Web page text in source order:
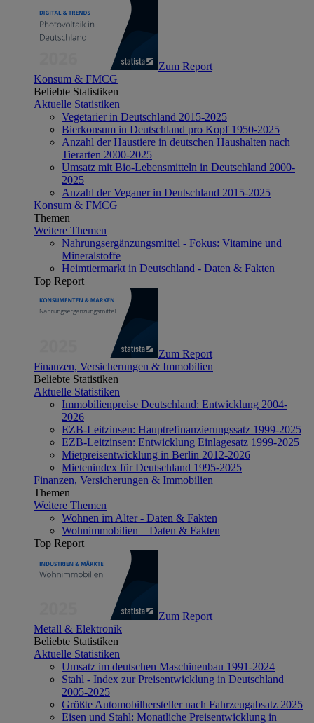
Zum Report
Konsum & FMCG
Beliebte Statistiken
Aktuelle Statistiken
Vegetarier in Deutschland 2015-2025
Bierkonsum in Deutschland pro Kopf 1950-2025
Anzahl der Haustiere in deutschen Haushalten nach
Tierarten 2000-2025
Umsatz mit Bio-Lebensmitteln in Deutschland 2000-
2025
Anzahl der Veganer in Deutschland 2015-2025
Konsum & FMCG
Themen
Weitere Themen
Nahrungsergänzungsmittel - Fokus: Vitamine und
Mineralstoffe
Heimtiermarkt in Deutschland - Daten & Fakten
Top Report
Zum Report
Finanzen, Versicherungen & Immobilien
Beliebte Statistiken
Aktuelle Statistiken
Immobilienpreise Deutschland: Entwicklung 2004-
2026
EZB-Leitzinsen: Hauptrefinanzierungssatz 1999-2025
EZB-Leitzinsen: Entwicklung Einlagesatz 1999-2025
Mietpreisentwicklung in Berlin 2012-2026
Mietenindex für Deutschland 1995-2025
Finanzen, Versicherungen & Immobilien
Themen
Weitere Themen
Wohnen im Alter - Daten & Fakten
Wohnimmobilien – Daten & Fakten
Top Report
Zum Report
Metall & Elektronik
Beliebte Statistiken
Aktuelle Statistiken
Umsatz im deutschen Maschinenbau 1991-2024
Stahl - Index zur Preisentwicklung in Deutschland
2005-2025
Größte Automobilhersteller nach Fahrzeugabsatz 2025
Eisen und Stahl: Monatliche Preisentwicklung in